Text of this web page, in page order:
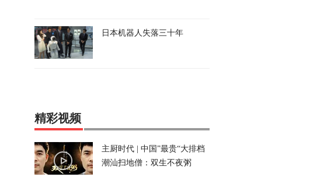
日本机器人失落三十年
精彩视频
主厨时代 | 中国”最贵“大排档
潮汕扫地僧：双生不夜粥